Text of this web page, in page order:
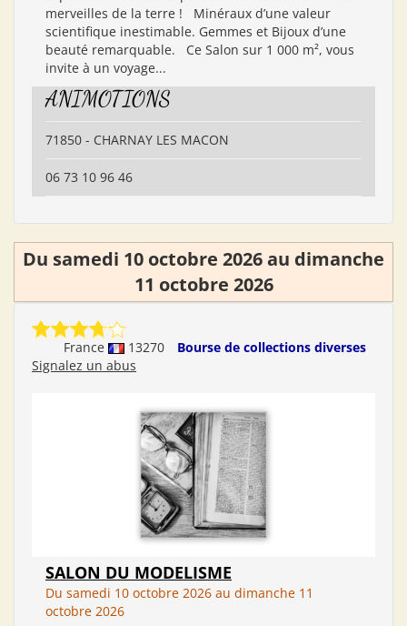
merveilles de la terre ! Minéraux d’une valeur
scientifique inestimable. Gemmes et Bijoux d’une
beauté remarquable. Ce Salon sur 1 000 m², vous
invite à un voyage...
ANIMOTIONS
71850 - CHARNAY LES MACON
06 73 10 96 46
Du samedi 10 octobre 2026 au dimanche
11 octobre 2026
France 13270
Bourse de collections diverses
Signalez un abus
SALON DU MODELISME
Du samedi 10 octobre 2026 au dimanche 11
octobre 2026